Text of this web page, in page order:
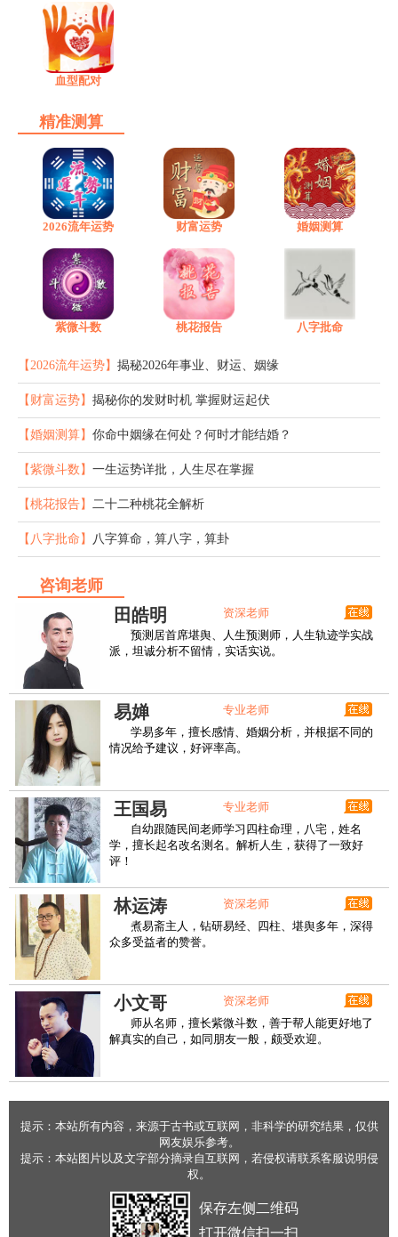
血型配对
精准测算
2026流年运势 财富运势 婚姻测算
紫微斗数 桃花报告 八字批命
【2026流年运势】 揭秘2026年事业、财运、姻缘
【财富运势】 揭秘你的发财时机 掌握财运起伏
【婚姻测算】 你命中姻缘在何处？何时才能结婚？
【紫微斗数】 一生运势详批，人生尽在掌握
【桃花报告】 二十二种桃花全解析
【八字批命】 八字算命，算八字，算卦
咨询老师
田皓明
资深老师
预测居首席堪舆、人生预测师，人生轨迹学实战
派，坦诚分析不留情，实话实说。
易婵
专业老师
学易多年，擅长感情、婚姻分析，并根据不同的
情况给予建议，好评率高。
王国易
专业老师
自幼跟随民间老师学习四柱命理，八宅，姓名
学，擅长起名改名测名。解析人生，获得了一致好
评！
林运涛
资深老师
煮易斋主人，钻研易经、四柱、堪舆多年，深得
众多受益者的赞誉。
小文哥
资深老师
师从名师，擅长紫微斗数，善于帮人能更好地了
解真实的自己，如同朋友一般，颇受欢迎。
提示：本站所有内容，来源于古书或互联网，非科学的研究结果，仅供
网友娱乐参考。
提示：本站图片以及文字部分摘录自互联网，若侵权请联系客服说明侵
权。
保存左侧二维码
打开微信扫一扫